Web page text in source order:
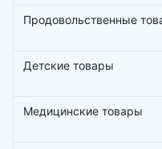
Продовольственные
Детские товары
Медицинские товары